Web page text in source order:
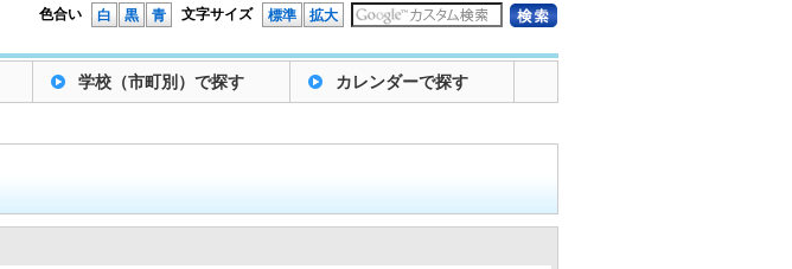
文字サイズ 標準 拡大
色合い 白 黒 青
学校（市町別）で探す カレンダーで探す